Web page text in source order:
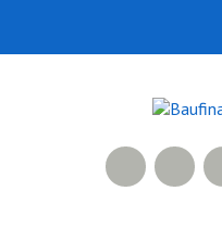
Xing
RSS Feed